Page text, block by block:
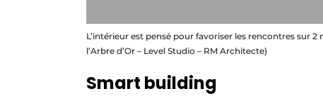
L’intérieur est pensé pour favoriser les rencontres sur
l’Arbre d’Or – Level Studio – RM Architecte)
Smart building